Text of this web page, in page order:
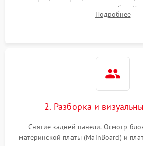
подсветки и индикаторов ошибок.
источников сигнала для выявления
Подробнее
2. Разборка и
Снятие задней панели. Осмотр
материнской платы (MainBoard) и